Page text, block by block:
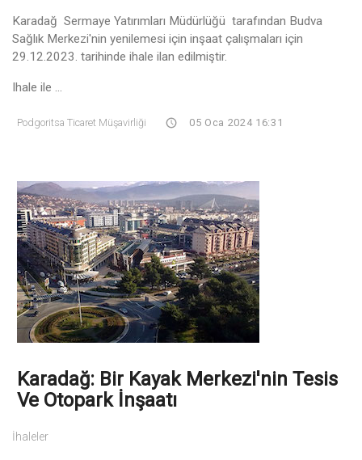
Karadağ Sermaye Yatırımları Müdürlüğü tarafından Budva
Sağlık Merkezi'nin yenilemesi için inşaat çalışmaları için
29.12.2023. tarihinde ihale ilan edilmiştir.
Ihale ile ...
Podgoritsa Ticaret Müşavirliği 05 Oca 2024 16:31
Karadağ: Bir Kayak Merkezi'nin Tesis
Ve Otopark İnşaatı
İhaleler